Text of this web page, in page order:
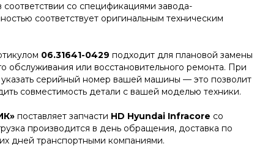
соответствии со спецификациями завода-
соответствует оригинальным техническим
06.31641-0429 подходит для плановой замены
обслуживания или восстановительного ремонта. При
серийный номер вашей машины — это позволит
совместимость детали с вашей моделью техники.
поставляет запчасти HD Hyundai Infracore со
производится в день обращения, доставка по
дней транспортными компаниями.